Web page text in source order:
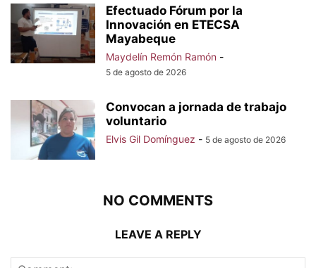
Efectuado Fórum por la
Innovación en ETECSA
Mayabeque
Maydelín Remón Ramón -
5 de agosto de 2026
Convocan a jornada de trabajo
voluntario
Elvis Gil Domínguez - 5 de agosto de 2026
NO COMMENTS
LEAVE A REPLY